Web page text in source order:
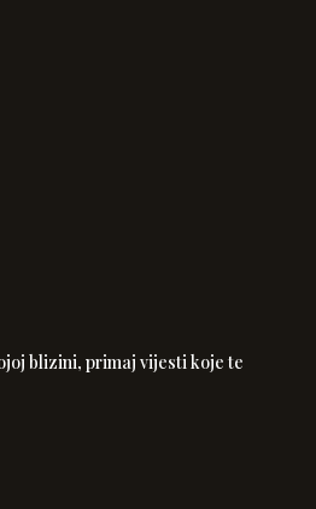
blizini, primaj vijesti koje te